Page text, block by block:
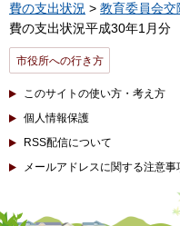
費の支出状況 > 教育委員会
費の支出状況平成30年1月分
市役所への行き方
このサイトの使い方・考え方
個人情報保護
RSS配信について
メールアドレスに関する注意事